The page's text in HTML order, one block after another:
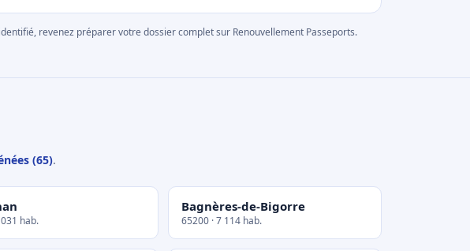
revenez préparer votre dossier complet sur Renouvellement Passeports.
(65).
hab.
Bagnères-de-Bigorre
65200 · 7 114 hab.